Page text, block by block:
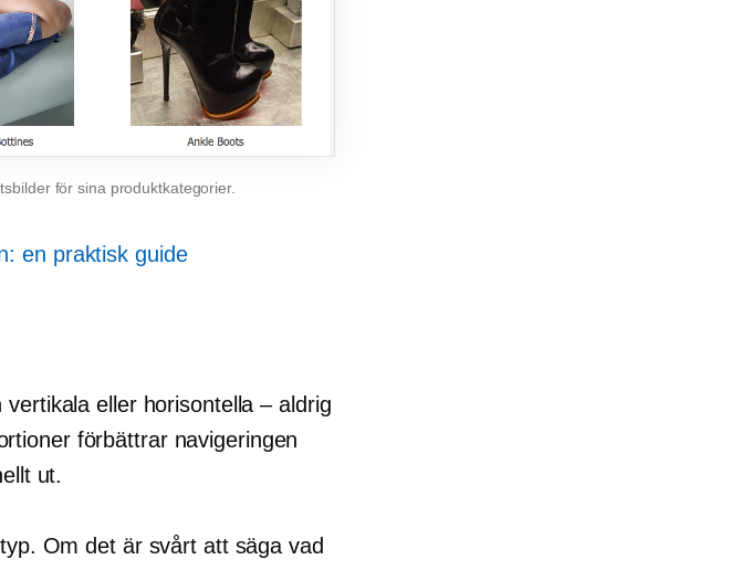
för sina produktkategorier.
en praktisk guide
eller horisontella – aldrig
förbättrar navigeringen
ut.
Om det är svårt att säga vad